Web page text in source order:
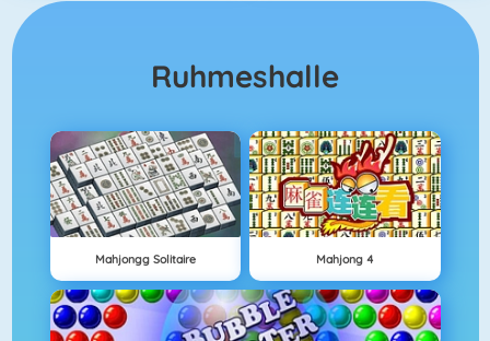
Ruhmeshalle
Mahjongg Solitaire Mahjong 4